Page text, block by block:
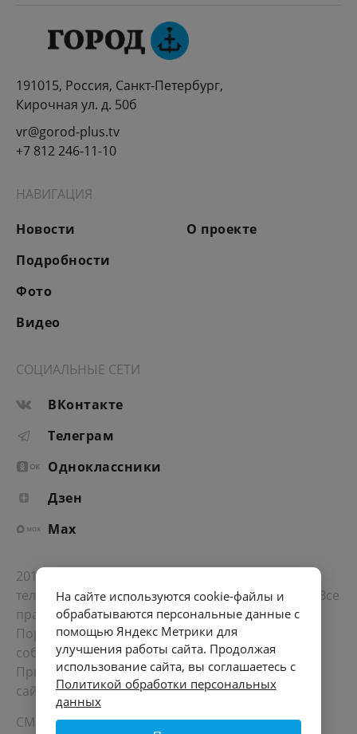
191015, Россия, Санкт-Петербург,
Кирочная ул. д. 50б
vr@gorod-plus.tv
+7 812 246-11-10
НАВИГАЦИЯ
Новости
Подробности
Фото
Видео
О проекте
СОЦИАЛЬНЫЕ СЕТИ
ВКонтакте
Телеграм
Одноклассники
Дзен
Max
2012-2026 © Портал «Электронное интернет-
телевидение правительства Санкт-Петербурга». Все
права защищены.
Портал Санкт-Петербурга- о его людях, жизни,
событиях, последних новостях.
При перепечатке материалов, прямая ссылка на
сайт обязательна. Возрастное ограничение 12+.
СМИ
На сайте используются cookie-файлы и
обрабатываются персональные данные с
помощью Яндекс Метрики для
улучшения работы сайта. Продолжая
использование сайта, вы соглашаетесь с
Политикой обработки персональных
данных